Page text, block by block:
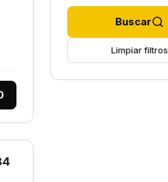
Buscar
Limpiar filtros